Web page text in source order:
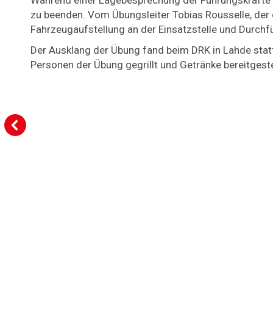
zu beenden. Vom Übungsleiter Tobias Rousselle,
Fahrzeugaufstellung an der Einsatzstelle und
Der Ausklang der Übung fand beim DRK in Lahde
Personen der Übung gegrillt und Getränke